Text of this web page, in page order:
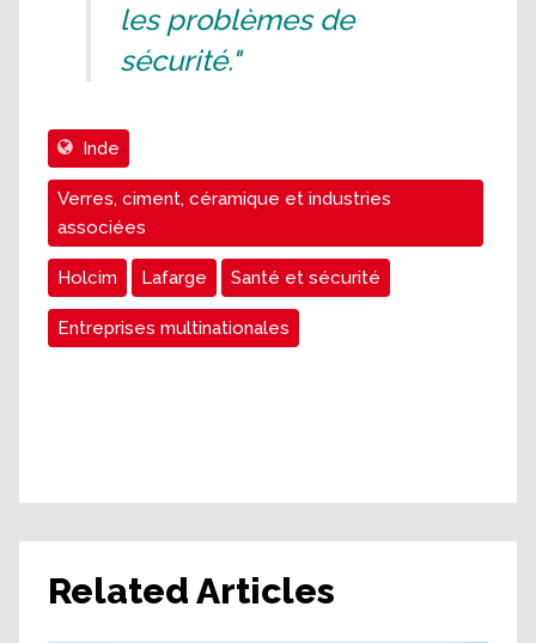
les problèmes de
sécurité."
Inde
Verres, ciment, céramique et industries
associées
Holcim Lafarge Santé et sécurité
Entreprises multinationales
Related Articles